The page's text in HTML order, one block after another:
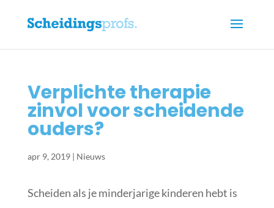
Verplichte therapie
zinvol voor scheidende
ouders?
apr 9, 2019| Nieuws
Scheiden als je minderjarige kinderen hebt is